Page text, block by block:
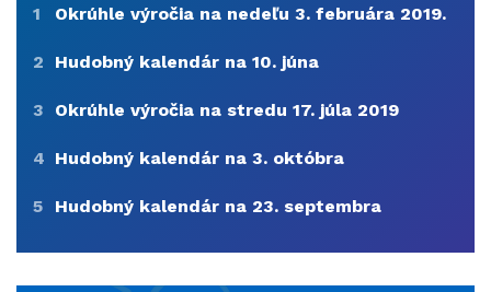
1 Okrúhle výročia na nedeľu 3. februára 2019.
2 Hudobný kalendár na 10. júna
3 Okrúhle výročia na stredu 17. júla 2019
4 Hudobný kalendár na 3. októbra
5 Hudobný kalendár na 23. septembra